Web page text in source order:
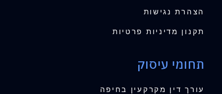
הצהרת נגישות
תקנון מדיניות פרטיות
תחומי עיסוק
עורך דין מקרקעין בחיפה